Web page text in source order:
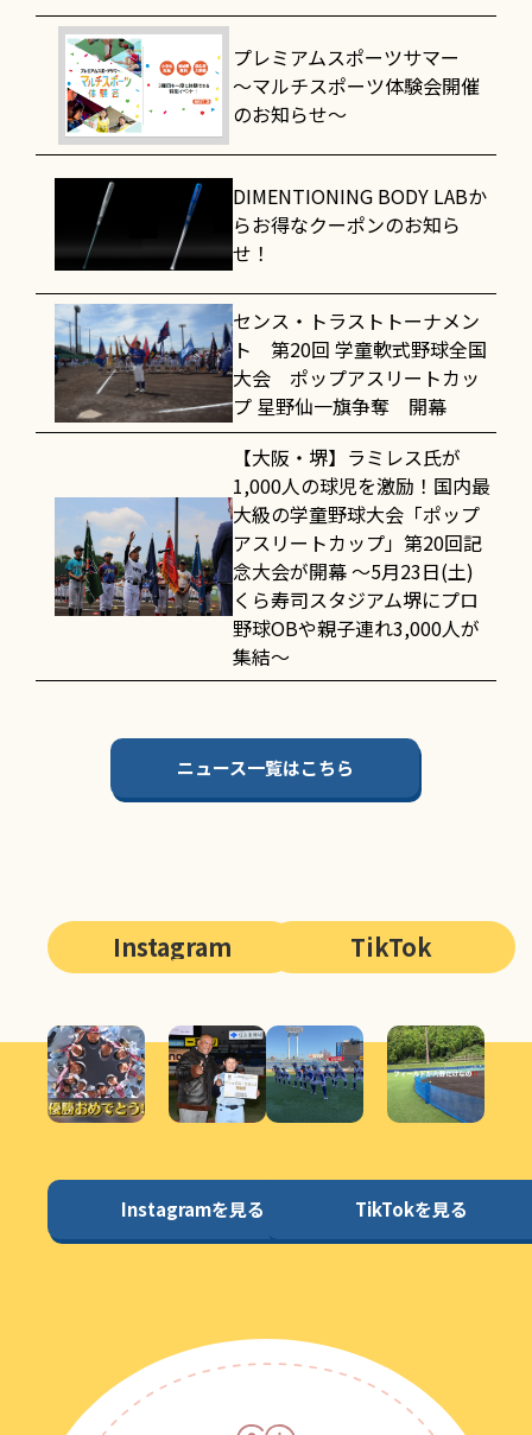
プレミアムスポーツサマー
～マルチスポーツ体験会開催
のお知らせ～
DIMENTIONING BODY LABか
らお得なクーポンのお知ら
せ！
センス・トラストトーナメン
ト 第20回 学童軟式野球全国
大会 ポップアスリートカッ
プ 星野仙一旗争奪 開幕
【大阪・堺】ラミレス氏が
1,000人の球児を激励！国内最
大級の学童野球大会「ポップ
アスリートカップ」第20回記
念大会が開幕 〜5月23日(土)
くら寿司スタジアム堺にプロ
野球OBや親子連れ3,000人が
集結〜
ニュース一覧はこちら
Instagram
Instagramを見る
TikTok
TikTokを見る